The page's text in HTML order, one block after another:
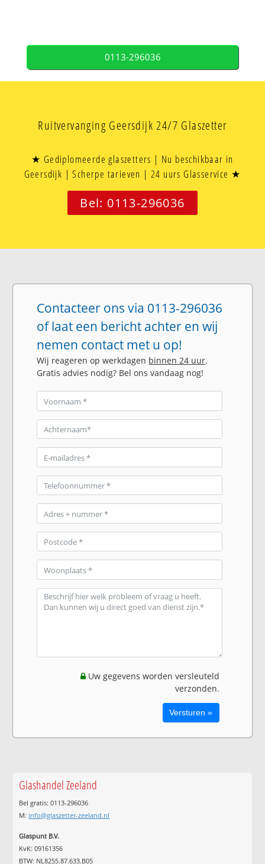
0113-296036
Ruitvervanging Geersdijk 24/7 Glaszetter
★ Gediplomeerde glaszetters | Nu beschikbaar in
Geersdijk | Scherpe tarieven | 24 uurs Glasservice ★
Bel: 0113-296036
Contacteer ons via 0113-296036
of laat een bericht achter en wij
nemen contact met u op!
Wij reageren op werkdagen binnen 24 uur.
Gratis advies nodig? Bel ons vandaag nog!
Uw gegevens worden versleuteld
verzonden.
Glashandel Zeeland
Bel gratis: 0113-296036
M: info@glaszetter-zeeland.nl
Glaspunt B.V.
KvK: 09161356
BTW: NL8255.87.633.B05